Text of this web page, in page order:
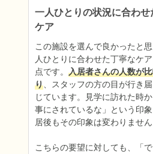
一人ひとりの状況に合わ
ケア
この施設を選んで良かったと
人ひとりに合わせた丁寧なケ
点です。 入居者さんの人数が
り、スタッフの方の目が行き
じています。見学に訪れた時
事にされているな」という印
居後もその印象は変わりません
こちらの要望に対しても、「